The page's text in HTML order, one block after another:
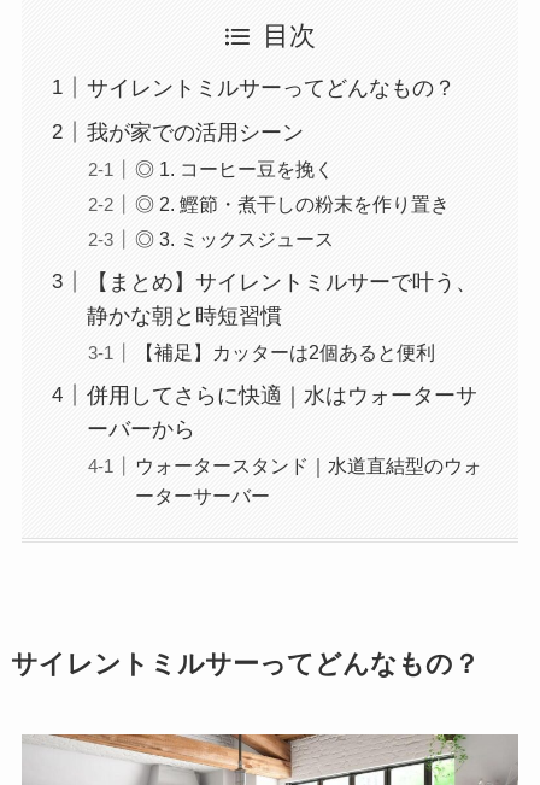
目次
サイレントミルサーってどんなもの？
我が家での活用シーン
◎ 1. コーヒー豆を挽く
◎ 2. 鰹節・煮干しの粉末を作り置き
◎ 3. ミックスジュース
【まとめ】サイレントミルサーで叶う、
静かな朝と時短習慣
【補足】カッターは2個あると便利
併用してさらに快適｜水はウォーターサ
ーバーから
ウォータースタンド｜水道直結型のウォ
ーターサーバー
サイレントミルサーってどんなもの？